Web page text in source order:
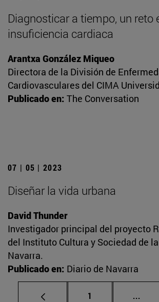
Diagnosticar a tiempo, un reto
insuficiencia cardiaca
Arantxa González Miqueo
Directora de la División de
Cardiovasculares del CIMA
Publicado en: The Conversation
07 | 05 | 2023
Diseñar la vida urbana
David Thunder
Investigador principal del proyecto
del Instituto Cultura y Sociedad de
Navarra.
Publicado en: Diario de Navarra
Página
1 ...